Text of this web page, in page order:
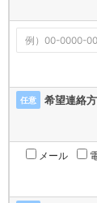
任意 希望連絡
メール